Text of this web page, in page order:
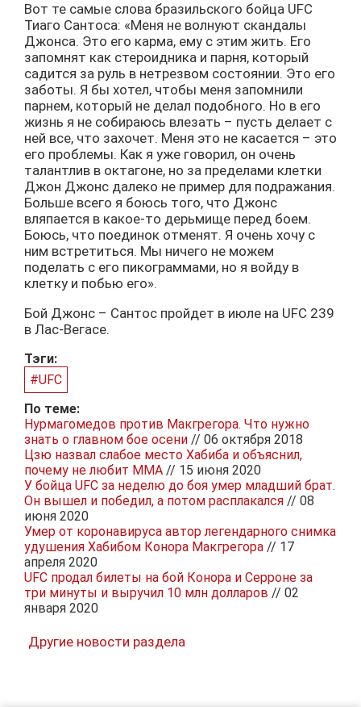
Вот те самые слова бразильского бойца UFС
Тиаго Сантоса: «Меня не волнуют скандалы
Джонса. Это его карма, ему с этим жить. Его
запомнят как стероидника и парня, который
садится за руль в нетрезвом состоянии. Это его
заботы. Я бы хотел, чтобы меня запомнили
парнем, который не делал подобного. Но в его
жизнь я не собираюсь влезать – пусть делает с
ней все, что захочет. Меня это не касается – это
его проблемы. Как я уже говорил, он очень
талантлив в октагоне, но за пределами клетки
Джон Джонс далеко не пример для подражания.
Больше всего я боюсь того, что Джонс
вляпается в какое-то дерьмище перед боем.
Боюсь, что поединок отменят. Я очень хочу с
ним встретиться. Мы ничего не можем
поделать с его пикограммами, но я войду в
клетку и побью его».
Бой Джонс – Сантос пройдет в июле на UFC 239
в Лас-Вегасе.
Тэги:
#UFC
По теме:
Нурмагомедов против Макгрегора. Что нужно
знать о главном бое осени // 06 октября 2018
Цзю назвал слабое место Хабиба и объяснил,
почему не любит MMA // 15 июня 2020
У бойца UFC за неделю до боя умер младший брат.
Он вышел и победил, а потом расплакался // 08
июня 2020
Умер от коронавируса автор легендарного снимка
удушения Хабибом Конора Макгрегора // 17
апреля 2020
UFC продал билеты на бой Конора и Серроне за
три минуты и выручил 10 млн долларов // 02
января 2020
Другие новости раздела